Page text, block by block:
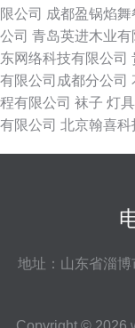
限公司 成都盈锅焰
公司 青岛英进木业有
东网络科技有限公司
有限公司成都分公司
程有限公司 袜子 灯
有限公司 北京翰喜科
地址：山东省淄